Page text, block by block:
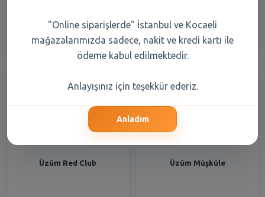
Üzüm Red Club Üzüm Müşküle
"Online siparişlerde" İstanbul ve Kocaeli
mağazalarımızda sadece, nakit ve kredi kartı ile
ödeme kabul edilmektedir.
Anlayışınız için teşekkür ederiz.
Anladım